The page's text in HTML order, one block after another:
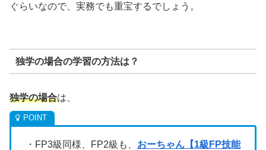
ぐらいなので、実務でも重宝するでしょう。
独学の場合の学習の方法は？
独学の場合は、
・FP3級同様、FP2級も、 おーちゃん【1級FP技能